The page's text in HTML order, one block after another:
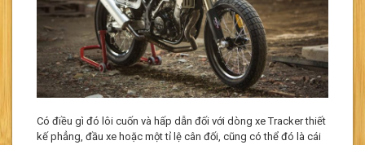
Có điều gì đó lôi cuốn và hấp dẫn đối với dòng xe Tracker thiết
kế phẳng, đầu xe hoặc một tỉ lệ cân đối, cũng có thể đó là cái